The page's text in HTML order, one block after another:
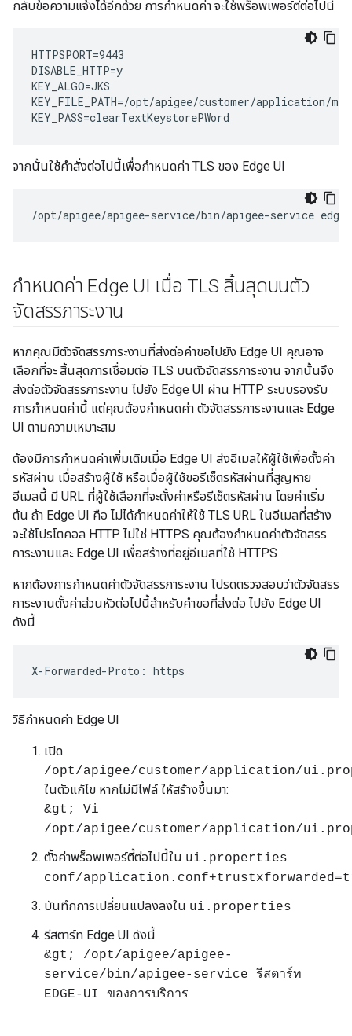
กลับข้อความแจ้งได้อีกด้วย การกำหนดค่า จะใช้พร็อพเพอร์ตี้ต่อไปนี้
HTTPSPORT=9443
DISABLE_HTTP=y
KEY_ALGO=JKS
KEY_FILE_PATH=/opt/apigee/customer/application/
KEY_PASS=clearTextKeystorePWord
จากนั้นใช้คำสั่งต่อไปนี้เพื่อกำหนดค่า TLS ของ Edge UI
/opt/apigee/apigee-service/bin/apigee-service
กำหนดค่า Edge UI เมื่อ TLS สิ้นสุดบนตัว
จัดสรรภาระงาน
หากคุณมีตัวจัดสรรภาระงานที่ส่งต่อคำขอไปยัง Edge UI คุณอาจ
เลือกที่จะ สิ้นสุดการเชื่อมต่อ TLS บนตัวจัดสรรภาระงาน จากนั้นจึง
ส่งต่อตัวจัดสรรภาระงาน ไปยัง Edge UI ผ่าน HTTP ระบบรองรับ
การกำหนดค่านี้ แต่คุณต้องกำหนดค่า ตัวจัดสรรภาระงานและ Edge
UI ตามความเหมาะสม
ต้องมีการกำหนดค่าเพิ่มเติมเมื่อ Edge UI ส่งอีเมลให้ผู้ใช้เพื่อตั้งค่า
รหัสผ่าน เมื่อสร้างผู้ใช้ หรือเมื่อผู้ใช้ขอรีเซ็ตรหัสผ่านที่สูญหาย
อีเมลนี้ มี URL ที่ผู้ใช้เลือกที่จะตั้งค่าหรือรีเซ็ตรหัสผ่าน โดยค่าเริ่ม
ต้น ถ้า Edge UI คือ ไม่ได้กำหนดค่าให้ใช้ TLS URL ในอีเมลที่สร้าง
จะใช้โปรโตคอล HTTP ไม่ใช่ HTTPS คุณต้องกำหนดค่าตัวจัดสรร
ภาระงานและ Edge UI เพื่อสร้างที่อยู่อีเมลที่ใช้ HTTPS
หากต้องการกำหนดค่าตัวจัดสรรภาระงาน โปรดตรวจสอบว่าตัวจัดสรร
ภาระงานตั้งค่าส่วนหัวต่อไปนี้สำหรับคำขอที่ส่งต่อ ไปยัง Edge UI
ดังนี้
X-Forwarded-Proto: https
วิธีกำหนดค่า Edge UI
เปิด
/opt/apigee/customer/application/
ในตัวแก้ไข หากไม่มีไฟล์ ให้สร้างขึ้นมา:
&gt; Vi
/opt/apigee/customer/application/
ตั้งค่าพร็อพเพอร์ตี้ต่อไปนี้ใน ui.properties
conf/
บันทึกการเปลี่ยนแปลงลงใน ui.properties
รีสตาร์ท Edge UI ดังนี้
&gt; /opt/apigee/apigee-
service/bin/apigee-service รีสตาร์ท
EDGE-UI ของการบริการ